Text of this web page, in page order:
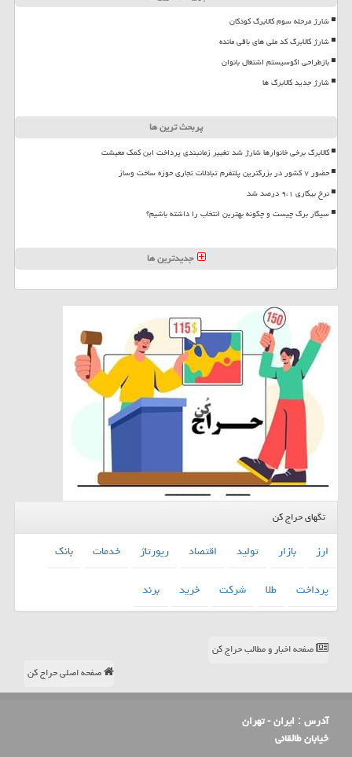
شارژ مرحله سوم کالابرگ کودکان
شارژ کالابرگ کد ملی های باقی مانده
بازطراحی اکوسیستم اشتغال بانوان
شارژ جدید کالابرگ ها
پربحث ترین ها
کالابرگ برخی خانوارها شارژ شد تغییر زمانبندی پرداخت این کمک معیشت
حضور ۷ کشور در بزرگترین پلتفرم تبادلات تجاری حوزه ساخت وساز
نرخ بیکاری ۹،۱ درصد شد
سیگار برگ چیست و چگونه بهترین انتخاب را داشته باشیم؟
جدیدترین ها
تگهای حراج کن
ارز بازار تولید اقتصاد رپورتاژ خدمات
بانك
پرداخت
طلا شركت خرید برند
صفحه اخبار و مطالب حراج کن
صفحه اصلی حراج کن
آدرس : ایران - تهران
خیابان طالقانی